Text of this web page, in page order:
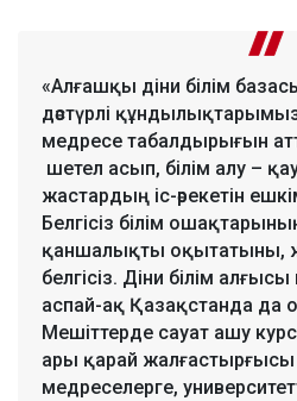
«Алғашқы діни білім
дәстүрлі
медресе табалдырығын
шетел асып, білім алу –
жастардың іс-әрекетін
Белгісіз білім
қаншалықты оқытатыны,
белгісіз. Діни білім
аспай-ақ Қазақстанда да
Мешіттерде сауат ашу
ары қарай жалғастырғысы
медреселерге,